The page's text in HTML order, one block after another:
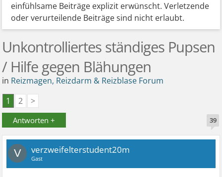
einfühlsame Beiträge explizit erwünscht. Verletzende
oder verurteilende Beiträge sind nicht erlaubt.
Unkontrolliertes ständiges Pupsen
/ Hilfe gegen Blähungen
in Reizmagen, Reizdarm & Reizblase Forum
1
2 >
Antworten + 39
V verzweifelterstudent20m
Gast